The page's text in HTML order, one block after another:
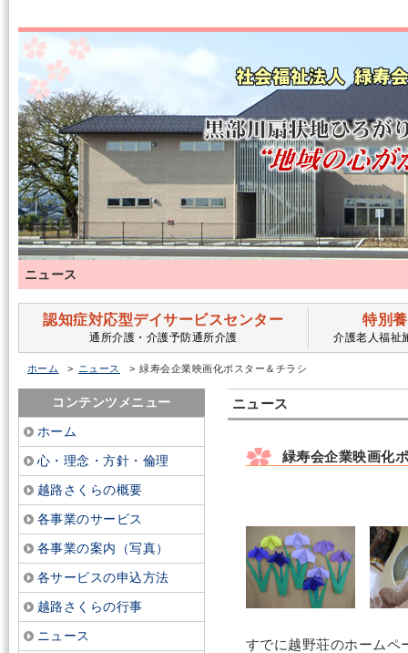
ニュース
認知症対応型デイサービスセンター
通所介護・介護予防通所介護
特別
介護老人福祉
ホーム ニュース 緑寿会企業映画化ポスター＆チラシ
ニュース
緑寿会企業映画化
すでに越野荘のホームペ
コンテンツメニュー
ホーム
心・理念・方針・倫理
越路さくらの概要
各事業のサービス
各事業の案内（写真）
各サービスの申込方法
越路さくらの行事
ニュース